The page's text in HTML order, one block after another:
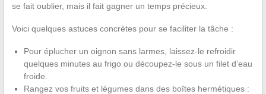
se fait oublier, mais il fait gagner un temps précieux.
Voici quelques astuces concrètes pour se faciliter la tâche :
Pour éplucher un oignon sans larmes, laissez-le refroidir
quelques minutes au frigo ou découpez-le sous un filet d’eau
froide.
Rangez vos fruits et légumes dans des boîtes hermétiques :